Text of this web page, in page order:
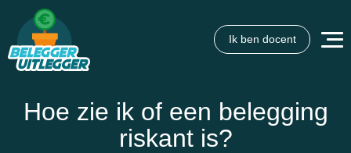
Ik ben docent
Hoe zie ik of een belegging
riskant is?
Wat wil je opzoeken?
hebben? We helpen je graag een handje.